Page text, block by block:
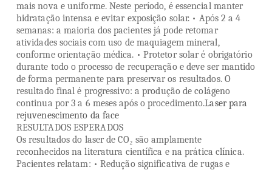
mais nova e uniforme. Neste período, é essencial manter
hidratação intensa e evitar exposição solar. • Após 2 a 4
semanas: a maioria dos pacientes já pode retomar
atividades sociais com uso de maquiagem mineral,
conforme orientação médica. • Protetor solar é obrigatório
durante todo o processo de recuperação e deve ser mantido
de forma permanente para preservar os resultados. O
resultado final é progressivo: a produção de colágeno
continua por 3 a 6 meses após o procedimento.Laser para
rejuvenescimento da face
RESULTADOS ESPERADOS
Os resultados do laser de CO₂ são amplamente
reconhecidos na literatura científica e na prática clínica.
Pacientes relatam: • Redução significativa de rugas e